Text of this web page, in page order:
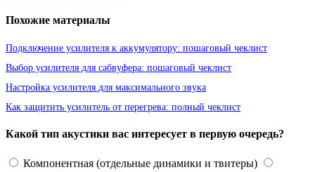
Похожие материалы
Подключение усилителя к аккумулятору: пошаговый чеклист
Выбор усилителя для сабвуфера: пошаговый чеклист
Настройка усилителя для максимального звука
Как защитить усилитель от перегрева: полный чеклист
Какой тип акустики вас интересует в первую очередь?
Компонентная (отдельные динамики и твитеры)